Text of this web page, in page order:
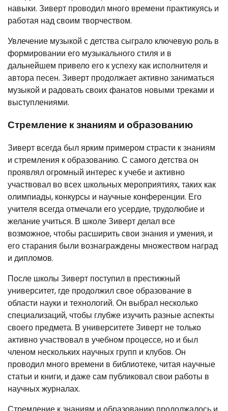
навыки. Зиверт проводил много времени практикуясь и
работая над своим творчеством.
Увлечение музыкой с детства сыграло ключевую роль в
формировании его музыкального стиля и в
дальнейшем привело его к успеху как исполнителя и
автора песен. Зиверт продолжает активно заниматься
музыкой и радовать своих фанатов новыми треками и
выступлениями.
Стремление к знаниям и образованию
Зиверт всегда был ярким примером страсти к знаниям
и стремления к образованию. С самого детства он
проявлял огромный интерес к учебе и активно
участвовал во всех школьных мероприятиях, таких как
олимпиады, конкурсы и научные конференции. Его
учителя всегда отмечали его усердие, трудолюбие и
желание учиться. В школе Зиверт делал все
возможное, чтобы расширить свои знания и умения, и
его старания были вознаграждены множеством наград
и дипломов.
После школы Зиверт поступил в престижный
университет, где продолжил свое образование в
области науки и технологий. Он выбрал несколько
специализаций, чтобы глубже изучить разные аспекты
своего предмета. В университете Зиверт не только
активно участвовал в учебном процессе, но и был
членом нескольких научных групп и клубов. Он
проводил много времени в библиотеке, читая научные
статьи и книги, и даже сам публиковал свои работы в
научных журналах.